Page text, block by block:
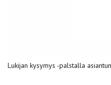
Lukijan kysymys -palstalla